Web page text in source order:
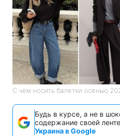
С чем носить балетки осенью
Будь в курсе, а не в
содержание своей ленте
Украина в Google